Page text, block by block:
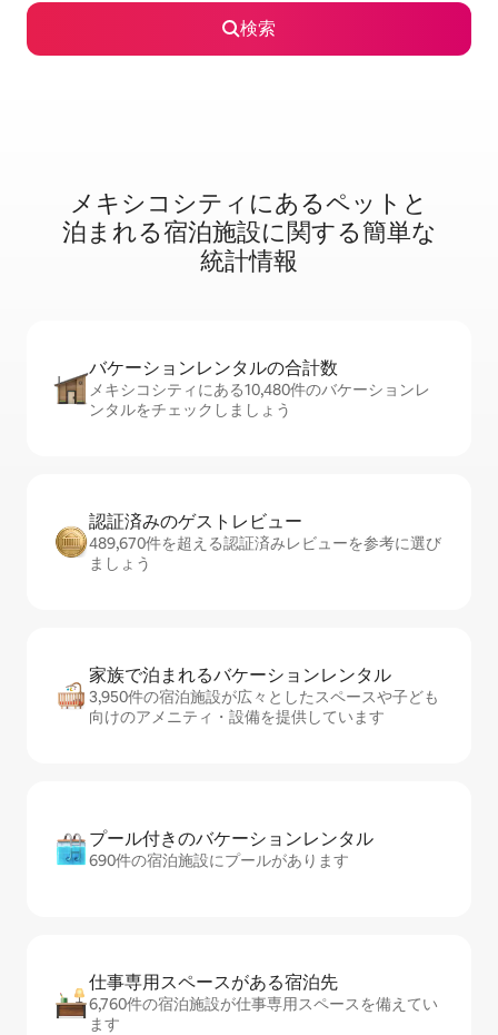
検索
メキシコシティに⁠あ⁠るペ⁠ッ⁠ト⁠と
泊⁠ま⁠れ⁠る宿⁠泊⁠施⁠設⁠に関⁠す⁠る簡⁠単⁠な
統⁠計⁠情⁠報
バケーションレ⁠ン⁠タ⁠ル⁠の合⁠計⁠数
メキシコシティにある10,480件のバケーションレ
ンタルをチェックしましょう
認証済みのゲ⁠ス⁠ト⁠レ⁠ビ⁠ュ⁠ー
489,670件を超える認証済みレビューを参考に選び
ましょう
家族で泊まれるバ⁠ケ⁠ー⁠シ⁠ョ⁠ンレ⁠ン⁠タ⁠ル
3,950件の宿泊施設が広々としたスペースや子ども
向けのアメニティ・設備を提供しています
プール付きのバ⁠ケ⁠ー⁠シ⁠ョ⁠ンレ⁠ン⁠タ⁠ル
690件の宿泊施設にプールがあります
仕事専用ス⁠ペ⁠ー⁠スがあ⁠る宿⁠泊⁠先
6,760件の宿泊施設が仕事専用スペースを備えてい
ます